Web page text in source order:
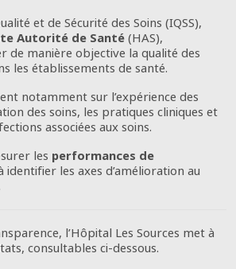
et de Sécurité des Soins (IQSS),
Autorité de Santé(HAS),
de manière objective la qualité des
les établissements de santé.
notamment sur l’expérience des
des soins, les pratiques cliniques et
associées aux soins.
les performances de
identifier les axes d’amélioration au
l’Hôpital Les Sources met à
consultables ci-dessous.